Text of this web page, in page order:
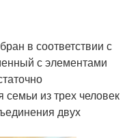
в соответствии с
с элементами
из трех человек
двух